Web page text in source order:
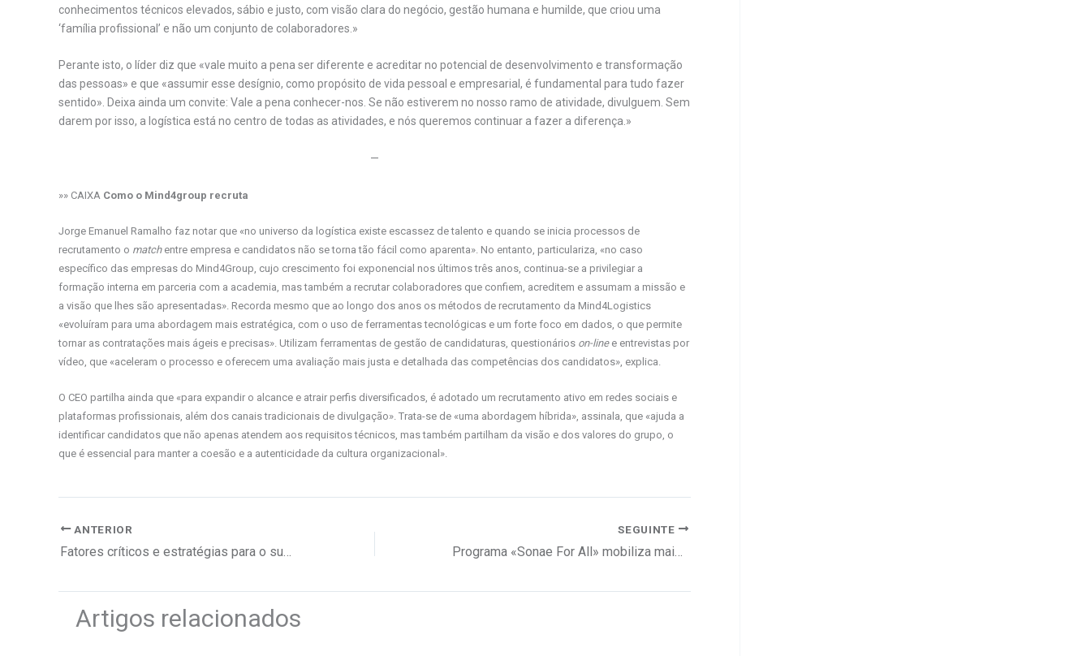
conhecimentos técnicos elevados, sábio e justo, com visão clara do negócio, gestão humana e humilde, que criou uma
‘família profissional’ e não um conjunto de colaboradores.»
Perante isto, o líder diz que «vale muito a pena ser diferente e acreditar no potencial de desenvolvimento e transformação
das pessoas» e que «assumir esse desígnio, como propósito de vida pessoal e empresarial, é fundamental para tudo fazer
sentido». Deixa ainda um convite: Vale a pena conhecer-nos. Se não estiverem no nosso ramo de atividade, divulguem. Sem
darem por isso, a logística está no centro de todas as atividades, e nós queremos continuar a fazer a diferença.»
—
»» CAIXA Como o Mind4group recruta
Jorge Emanuel Ramalho faz notar que «no universo da logística existe escassez de talento e quando se inicia processos de
recrutamento o matchentre empresa e candidatos não se torna tão fácil como aparenta». No entanto, particulariza, «no caso
específico das empresas do Mind4Group, cujo crescimento foi exponencial nos últimos três anos, continua-se a privilegiar a
formação interna em parceria com a academia, mas também a recrutar colaboradores que confiem, acreditem e assumam a missão e
a visão que lhes são apresentadas». Recorda mesmo que ao longo dos anos os métodos de recrutamento da Mind4Logistics
«evoluíram para uma abordagem mais estratégica, com o uso de ferramentas tecnológicas e um forte foco em dados, o que permite
tornar as contratações mais ágeis e precisas». Utilizam ferramentas de gestão de candidaturas, questionários on-linee entrevistas por
vídeo, que «aceleram o processo e oferecem uma avaliação mais justa e detalhada das competências dos candidatos», explica.
O CEO partilha ainda que «para expandir o alcance e atrair perfis diversificados, é adotado um recrutamento ativo em redes sociais e
plataformas profissionais, além dos canais tradicionais de divulgação». Trata-se de «uma abordagem híbrida», assinala, que «ajuda a
identificar candidatos que não apenas atendem aos requisitos técnicos, mas também partilham da visão e dos valores do grupo, o
que é essencial para manter a coesão e a autenticidade da cultura organizacional».
ANTERIOR
Fatores críticos e estratégias para o sucesso
SEGUINTE
Programa «Sonae For All» mobiliza mais de 2.700 colaboradores
Artigos relacionados